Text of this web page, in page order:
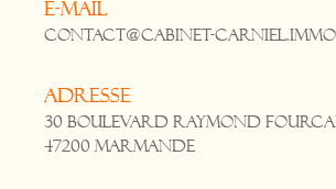
E-mail
contact@cabinet-carniel.immo
Adresse
30 Boulevard Raymond
47200 Marmande